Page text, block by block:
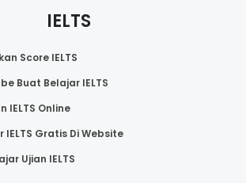
IELTS
Score IELTS
Buat Belajar IELTS
IELTS Online
Gratis Di Website
Ujian IELTS